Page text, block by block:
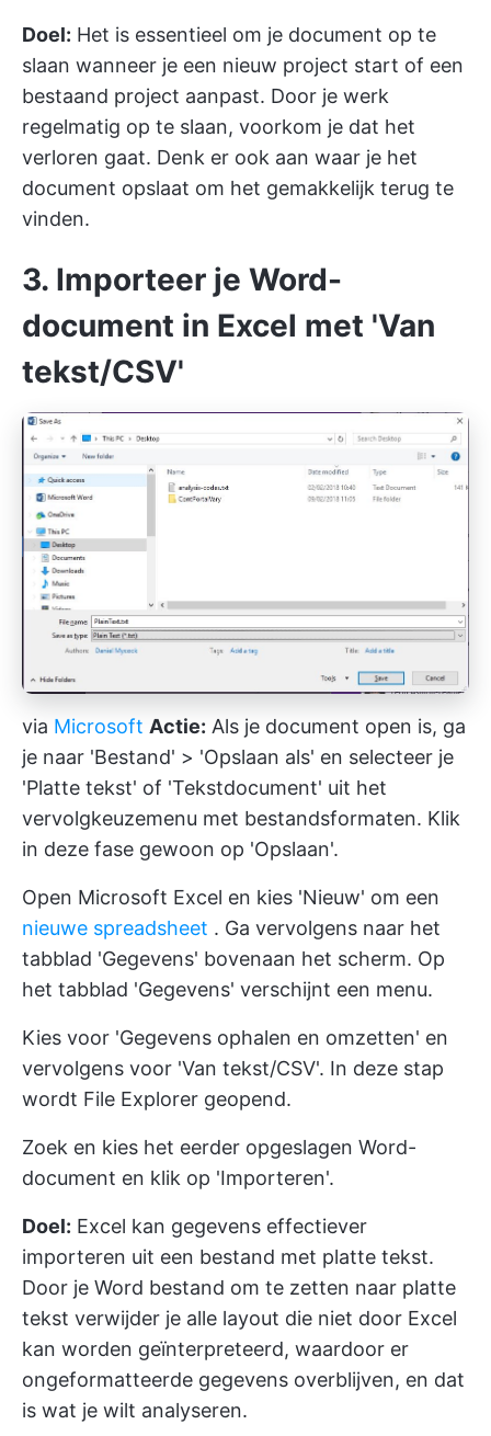
Doel: Het is essentieel om je document op te
slaan wanneer je een nieuw project start of een
bestaand project aanpast. Door je werk
regelmatig op te slaan, voorkom je dat het
verloren gaat. Denk er ook aan waar je het
document opslaat om het gemakkelijk terug te
vinden.
3. Importeer je Word-
document in Excel met 'Van
tekst/CSV'
via Microsoft Actie: Als je document open is, ga
je naar 'Bestand' > 'Opslaan als' en selecteer je
'Platte tekst' of 'Tekstdocument' uit het
vervolgkeuzemenu met bestandsformaten. Klik
in deze fase gewoon op 'Opslaan'.
Open Microsoft Excel en kies 'Nieuw' om een
nieuwe spreadsheet . Ga vervolgens naar het
tabblad 'Gegevens' bovenaan het scherm. Op
het tabblad 'Gegevens' verschijnt een menu.
Kies voor 'Gegevens ophalen en omzetten' en
vervolgens voor 'Van tekst/CSV'. In deze stap
wordt File Explorer geopend.
Zoek en kies het eerder opgeslagen Word-
document en klik op 'Importeren'.
Doel: Excel kan gegevens effectiever
importeren uit een bestand met platte tekst.
Door je Word bestand om te zetten naar platte
tekst verwijder je alle layout die niet door Excel
kan worden geïnterpreteerd, waardoor er
ongeformatteerde gegevens overblijven, en dat
is wat je wilt analyseren.